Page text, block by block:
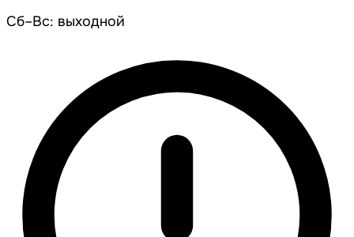
Сб–Вс: выходной